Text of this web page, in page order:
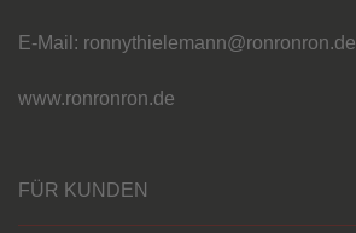
E-Mail: ronnythielemann@ronronron.de
www.ronronron.de
FÜR KUNDEN